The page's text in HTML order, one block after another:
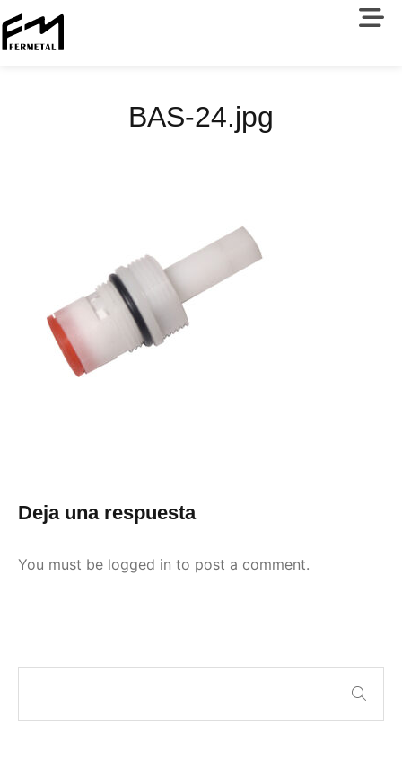
BAS-24.jpg
Deja una respuesta
You must be logged in to post a comment.